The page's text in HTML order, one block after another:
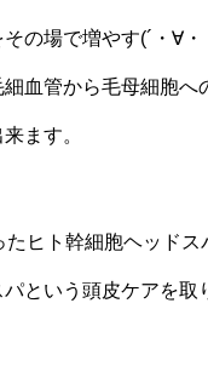
の場で増やす(´・∀
血管から毛母細胞
ます。
ヒト幹細胞ヘッド
という頭皮ケアを取